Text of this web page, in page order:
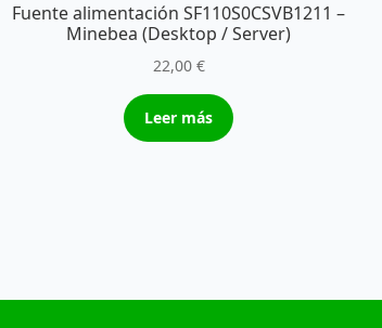
Fuente alimentación SF110S0CSVB1211 –
Minebea (Desktop / Server)
22,00 €
Leer más